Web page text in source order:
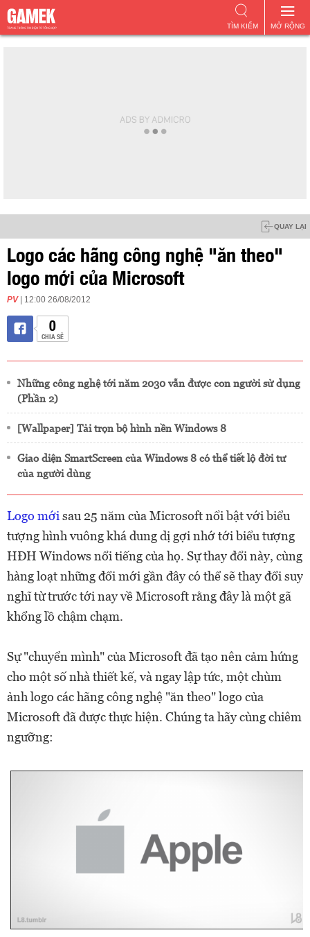
MỞ RỘNG
TÌM KIẾM
QUAY LẠI
Logo các hãng công nghệ "ăn theo"
logo mới của Microsoft
PV | 12:00 26/08/2012
0
CHIA SẺ
Những công nghệ tới năm 2030 vẫn được con người sử dụng
(Phần 2)
[Wallpaper] Tải trọn bộ hình nền Windows 8
Giao diện SmartScreen của Windows 8 có thể tiết lộ đời tư
của người dùng
Logo mới sau 25 năm của Microsoft nổi bật với biểu
tượng hình vuông khá dung dị gợi nhớ tới biểu tượng
HĐH Windows nổi tiếng của họ. Sự thay đổi này, cùng
hàng loạt những đổi mới gần đây có thể sẽ thay đổi suy
nghĩ từ trước tới nay về Microsoft rằng đây là một gã
khổng lồ chậm chạm.
Sự "chuyển mình" của Microsoft đã tạo nên cảm hứng
cho một số nhà thiết kế, và ngay lập tức, một chùm
ảnh logo các hãng công nghệ "ăn theo" logo của
Microsoft đã được thực hiện. Chúng ta hãy cùng chiêm
ngưỡng: